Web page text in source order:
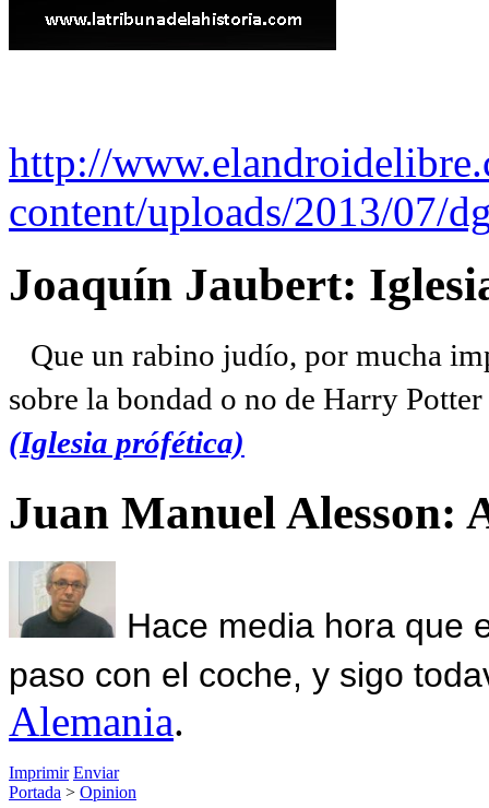
http://
content/uploads/2013/07/
Joaquín Jaubert:
Que un rabino judío, por mucha
sobre la bondad o no de Harry
(Iglesia prófética)
Juan Manuel Alesson:
Hace media hora que
paso con el coche, y sigo
Alemania.
Imprimir Enviar
Portada > Opinion